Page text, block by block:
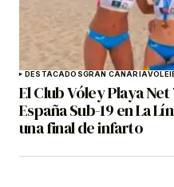
DESTACADOSGRAN CANARIA
El Club Vóley Playa
España Sub-19 en La
una final de infarto